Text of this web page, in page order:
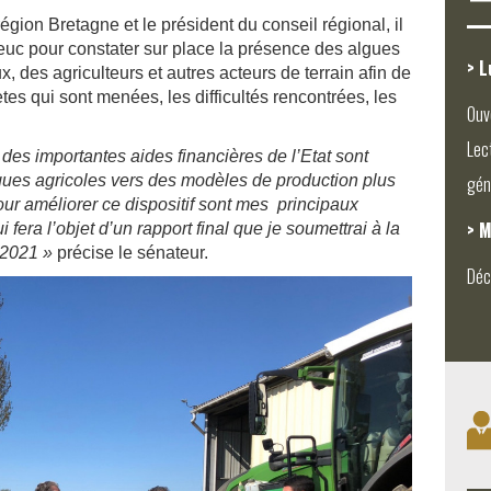
Bretagne et le président du conseil régional, il
pour constater sur place la présence des algues
des agriculteurs et autres acteurs de terrain afin de
qui sont menées, les difficultés rencontrées, les
importantes aides financières de l’Etat sont
agricoles vers des modèles de production plus
améliorer ce dispositif sont mes principaux
l’objet d’un rapport final que je soumettrai à la
» précise le sénateur.
>
>